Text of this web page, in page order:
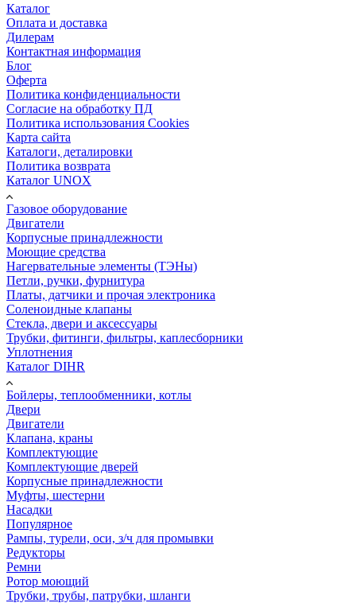
Каталог
Оплата и доставка
Дилерам
Контактная информация
Блог
Оферта
Политика конфиденциальности
Согласие на обработку ПД
Политика использования Cookies
Карта сайта
Каталоги, деталировки
Политика возврата
Каталог UNOX
Газовое оборудование
Двигатели
Корпусные принадлежности
Моющие средства
Нагервательные элементы (ТЭНы)
Петли, ручки, фурнитура
Платы, датчики и прочая электроника
Соленоидные клапаны
Стекла, двери и аксессуары
Трубки, фитинги, фильтры, каплесборники
Уплотнения
Каталог DIHR
Бойлеры, теплообменники, котлы
Двери
Двигатели
Клапана, краны
Комплектующие
Комплектующие дверей
Корпусные принадлежности
Муфты, шестерни
Насадки
Популярное
Рампы, турели, оси, з/ч для промывки
Редукторы
Ремни
Ротор моющий
Трубки, трубы, патрубки, шланги